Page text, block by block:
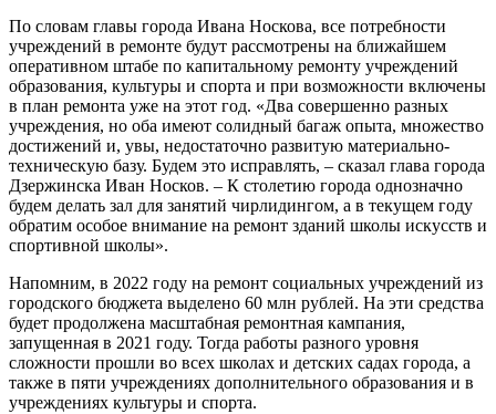
По словам главы города Ивана Носкова, все потребности
учреждений в ремонте будут рассмотрены на ближайшем
оперативном штабе по капитальному ремонту учреждений
образования, культуры и спорта и при возможности включены
в план ремонта уже на этот год. «Два совершенно разных
учреждения, но оба имеют солидный багаж опыта, множество
достижений и, увы, недостаточно развитую материально-
техническую базу. Будем это исправлять, – сказал глава города
Дзержинска Иван Носков. – К столетию города однозначно
будем делать зал для занятий чирлидингом, а в текущем году
обратим особое внимание на ремонт зданий школы искусств и
спортивной школы».
Напомним, в 2022 году на ремонт социальных учреждений из
городского бюджета выделено 60 млн рублей. На эти средства
будет продолжена масштабная ремонтная кампания,
запущенная в 2021 году. Тогда работы разного уровня
сложности прошли во всех школах и детских садах города, а
также в пяти учреждениях дополнительного образования и в
учреждениях культуры и спорта.